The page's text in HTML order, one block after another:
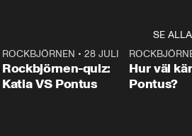
SE ALLA
0:15
ROCKBJÖRNEN •28 JULI
Rockbjörnen-quiz:
Katia VS Pontus
Hur väl
Pontus?